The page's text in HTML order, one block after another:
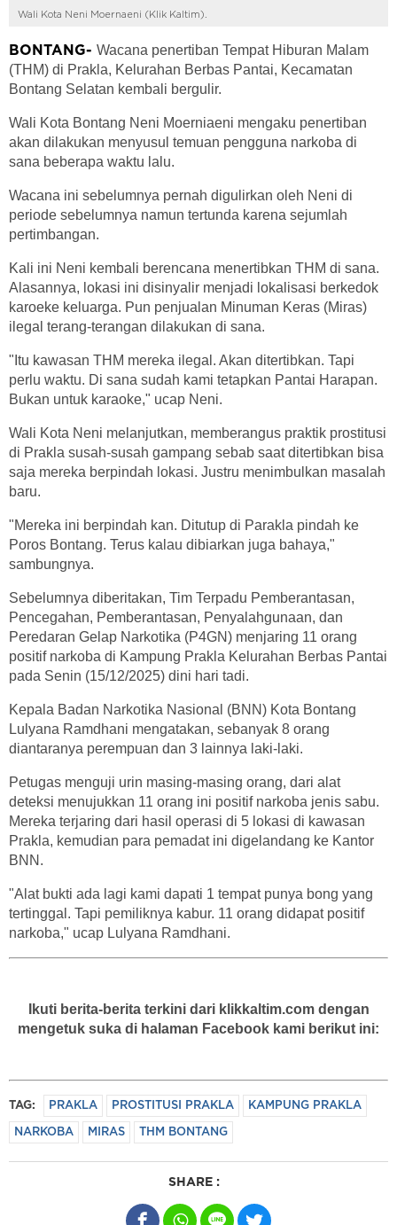
Wali Kota Neni Moernaeni (Klik Kaltim).
BONTANG- Wacana penertiban Tempat Hiburan Malam
(THM) di Prakla, Kelurahan Berbas Pantai, Kecamatan
Bontang Selatan kembali bergulir.
Wali Kota Bontang Neni Moerniaeni mengaku penertiban
akan dilakukan menyusul temuan pengguna narkoba di
sana beberapa waktu lalu.
Wacana ini sebelumnya pernah digulirkan oleh Neni di
periode sebelumnya namun tertunda karena sejumlah
pertimbangan.
Kali ini Neni kembali berencana menertibkan THM di sana.
Alasannya, lokasi ini disinyalir menjadi lokalisasi berkedok
karoeke keluarga. Pun penjualan Minuman Keras (Miras)
ilegal terang-terangan dilakukan di sana.
"Itu kawasan THM mereka ilegal. Akan ditertibkan. Tapi
perlu waktu. Di sana sudah kami tetapkan Pantai Harapan.
Bukan untuk karaoke," ucap Neni.
Wali Kota Neni melanjutkan, memberangus praktik prostitusi
di Prakla susah-susah gampang sebab saat ditertibkan bisa
saja mereka berpindah lokasi. Justru menimbulkan masalah
baru.
"Mereka ini berpindah kan. Ditutup di Parakla pindah ke
Poros Bontang. Terus kalau dibiarkan juga bahaya,"
sambungnya.
Sebelumnya diberitakan, Tim Terpadu Pemberantasan,
Pencegahan, Pemberantasan, Penyalahgunaan, dan
Peredaran Gelap Narkotika (P4GN) menjaring 11 orang
positif narkoba di Kampung Prakla Kelurahan Berbas Pantai
pada Senin (15/12/2025) dini hari tadi.
Kepala Badan Narkotika Nasional (BNN) Kota Bontang
Lulyana Ramdhani mengatakan, sebanyak 8 orang
diantaranya perempuan dan 3 lainnya laki-laki.
Petugas menguji urin masing-masing orang, dari alat
deteksi menujukkan 11 orang ini positif narkoba jenis sabu.
Mereka terjaring dari hasil operasi di 5 lokasi di kawasan
Prakla, kemudian para pemadat ini digelandang ke Kantor
BNN.
"Alat bukti ada lagi kami dapati 1 tempat punya bong yang
tertinggal. Tapi pemiliknya kabur. 11 orang didapat positif
narkoba," ucap Lulyana Ramdhani.
Ikuti berita-berita terkini dari klikkaltim.com dengan
mengetuk suka di halaman Facebook kami berikut ini:
TAG: PRAKLA PROSTITUSI PRAKLA KAMPUNG PRAKLA
NARKOBA MIRAS THM BONTANG
SHARE :